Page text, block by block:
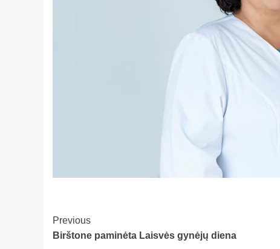
Post
Navigation
Previous
Birštone paminėta Laisvės gynėjų diena